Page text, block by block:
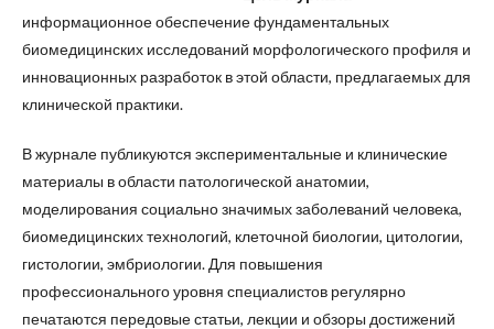
информационное обеспечение фундаментальных
биомедицинских исследований морфологического профиля и
инновационных разработок в этой области, предлагаемых для
клинической практики.
В журнале публикуются экспериментальные и клинические
материалы в области патологической анатомии,
моделирования социально значимых заболеваний человека,
биомедицинских технологий, клеточной биологии, цитологии,
гистологии, эмбриологии. Для повышения
профессионального уровня специалистов регулярно
печатаются передовые статьи, лекции и обзоры достижений